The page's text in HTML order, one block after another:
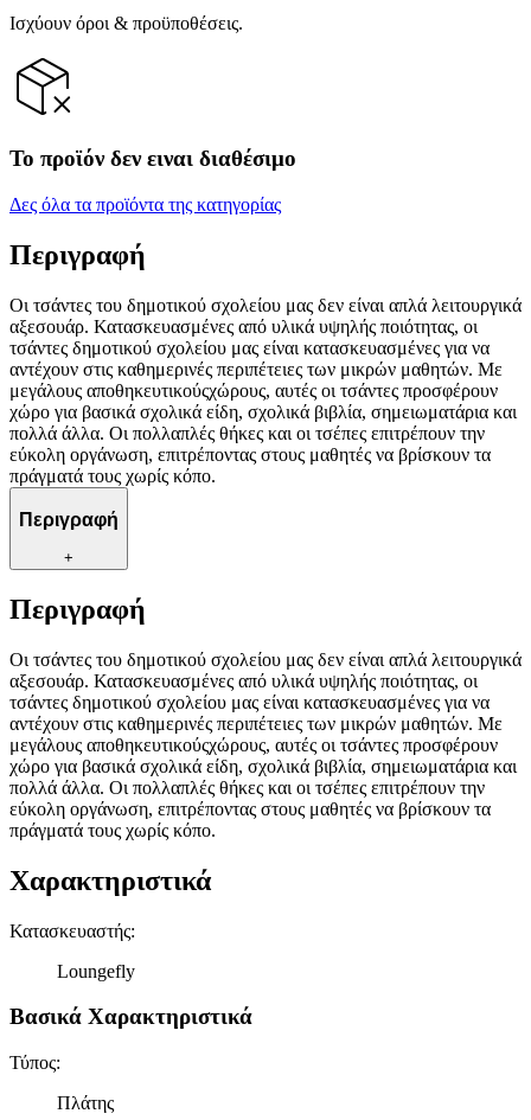
Ισχύουν όροι & προϋποθέσεις.
Το προϊόν δεν ειναι διαθέσιμο
Δες όλα τα προϊόντα της κατηγορίας
Περιγραφή
Οι τσάντες του δημοτικού σχολείου μας δεν είναι απλά λειτουργικά
αξεσουάρ. Κατασκευασμένες από υλικά υψηλής ποιότητας, οι
τσάντες δημοτικού σχολείου μας είναι κατασκευασμένες για να
αντέχουν στις καθημερινές περιπέτειες των μικρών μαθητών. Με
μεγάλους αποθηκευτικούςχώρους, αυτές οι τσάντες προσφέρουν
χώρο για βασικά σχολικά είδη, σχολικά βιβλία, σημειωματάρια και
πολλά άλλα. Οι πολλαπλές θήκες και οι τσέπες επιτρέπουν την
εύκολη οργάνωση, επιτρέποντας στους μαθητές να βρίσκουν τα
πράγματά τους χωρίς κόπο.
Περιγραφή
+
Περιγραφή
Οι τσάντες του δημοτικού σχολείου μας δεν είναι απλά λειτουργικά
αξεσουάρ. Κατασκευασμένες από υλικά υψηλής ποιότητας, οι
τσάντες δημοτικού σχολείου μας είναι κατασκευασμένες για να
αντέχουν στις καθημερινές περιπέτειες των μικρών μαθητών. Με
μεγάλους αποθηκευτικούςχώρους, αυτές οι τσάντες προσφέρουν
χώρο για βασικά σχολικά είδη, σχολικά βιβλία, σημειωματάρια και
πολλά άλλα. Οι πολλαπλές θήκες και οι τσέπες επιτρέπουν την
εύκολη οργάνωση, επιτρέποντας στους μαθητές να βρίσκουν τα
πράγματά τους χωρίς κόπο.
Χαρακτηριστικά
Κατασκευαστής:
Loungefly
Βασικά Χαρακτηριστικά
Τύπος:
Πλάτης